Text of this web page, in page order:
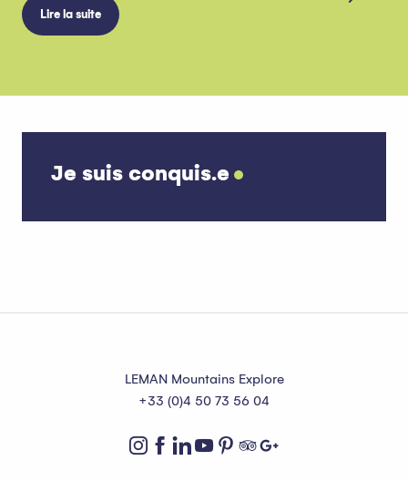
Lire la suite
Je suis conquis.e
LEMAN Mountains Explore
+33 (0)4 50 73 56 04